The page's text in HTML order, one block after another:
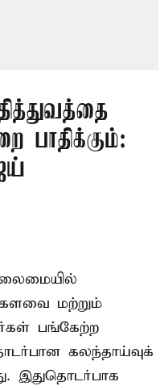
பாதிக்கும்:
மற்றும்
பங்கேற்ற
கலந்தாய்வுக்
இதுதொடர்பாக